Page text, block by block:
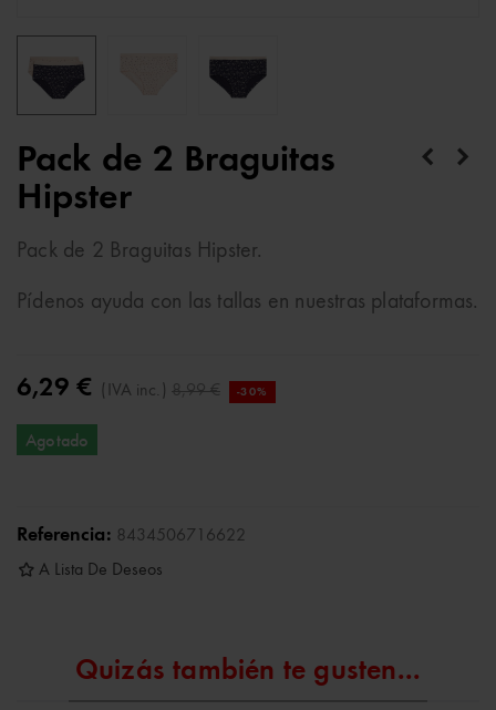
Pack de 2 Braguitas
Hipster
Pack de 2 Braguitas Hipster.
Pídenos ayuda con las tallas en nuestras plataformas.
6,29 € (IVA inc.) 8,99 € -30%
Agotado
Referencia: 8434506716622
A Lista De Deseos
Quizás también te gusten...